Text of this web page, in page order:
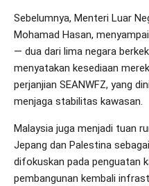
Sebelumnya, Menteri Luar
Mohamad Hasan,
— dua dari lima negara
menyatakan kesediaan
perjanjian SEANWFZ, yang
menjaga stabilitas kawasan.
Malaysia juga menjadi tuan
Jepang dan Palestina
difokuskan pada penguatan
pembangunan kembali